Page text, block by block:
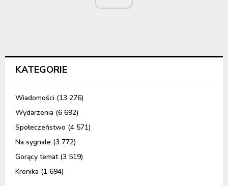
KATEGORIE
Wiadomości (13 276)
Wydarzenia (6 692)
Społeczeństwo (4 571)
Na sygnale (3 772)
Gorący temat(3 519)
Kronika (1 694)